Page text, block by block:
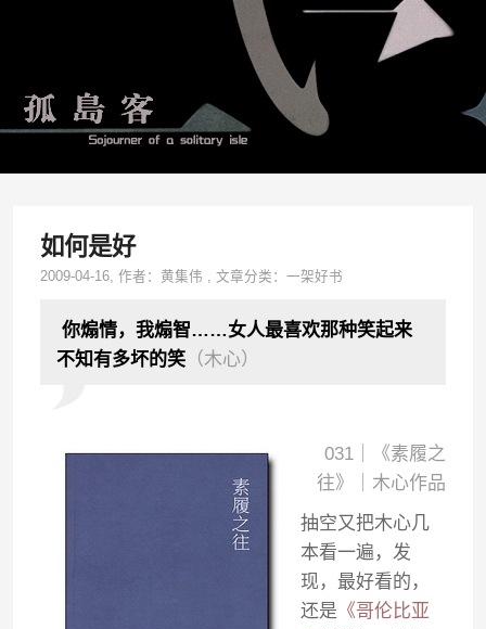
如何是好
2009-04-16, 作者：黄集伟 ,文章分类：一架好书
你煽情，我煽智……女人最喜欢那种笑起来
不知有多坏的笑 （木心）
031｜《素履之
往》｜木心作品
抽空又把木心几
本看一遍，发
现，最好看的，
还是 《哥伦比亚